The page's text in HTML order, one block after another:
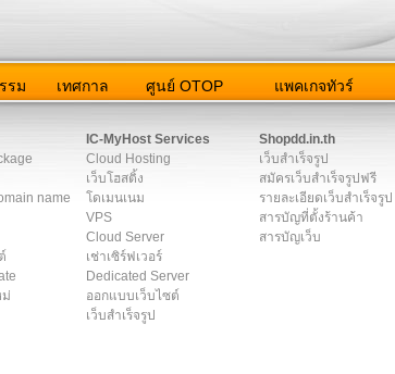
รม เทศกาล ศูนย์ OTOP แพคเกจทัวร์
name
ม่
IC-MyHost Services
Cloud Hosting
เว็บโฮสติ้ง
โดเมนเนม
VPS
Cloud Server
เช่าเซิร์ฟเวอร์
Dedicated Server
ออกแบบเว็บไซต์
เว็บสำเร็จรูป
Shopdd.in.th
เว็บสำเร็จรูป
สมัครเว็บสำเร็จรูปฟรี
รายละเอียดเว็บสำเร็จรูป
สารบัญที่ตั้งร้านค้า
สารบัญเว็บ